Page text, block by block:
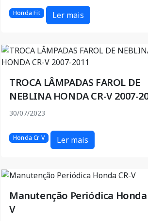
Honda Fit Ler mais
TROCA LÂMPADAS FAROL DE
NEBLINA HONDA CR-V 2007-
30/07/2023
Honda Cr V Ler mais
Manutenção Periódica Honda
V